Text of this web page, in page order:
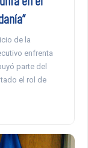
de la
enfrenta
parte del
el rol de